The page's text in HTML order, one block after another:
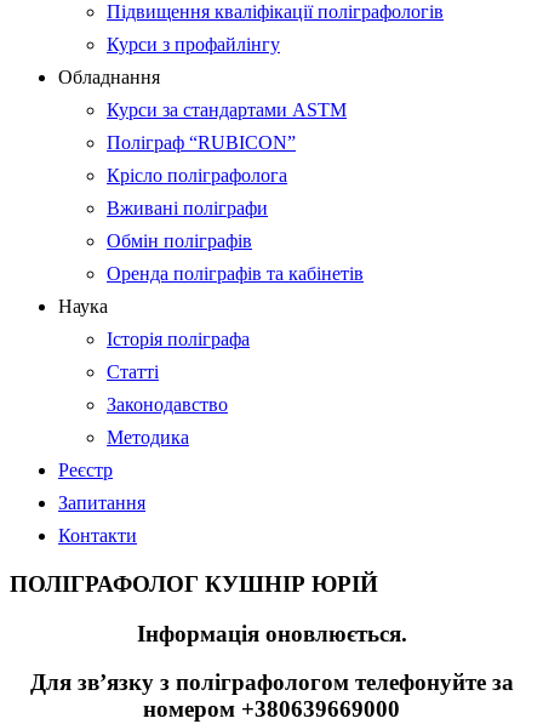
Підвищення кваліфікації поліграфологів
Курси з профайлінгу
Обладнання
Курси за стандартами ASTM
Поліграф “RUBICON”
Крісло поліграфолога
Вживані поліграфи
Обмін поліграфів
Оренда поліграфів та кабінетів
Наука
Історія поліграфа
Статті
Законодавство
Методика
Реєстр
Запитання
Контакти
ПОЛІГРАФОЛОГ КУШНІР ЮРІЙ
Інформація оновлюється.
Для зв’язку з поліграфологом телефонуйте за
номером +380639669000